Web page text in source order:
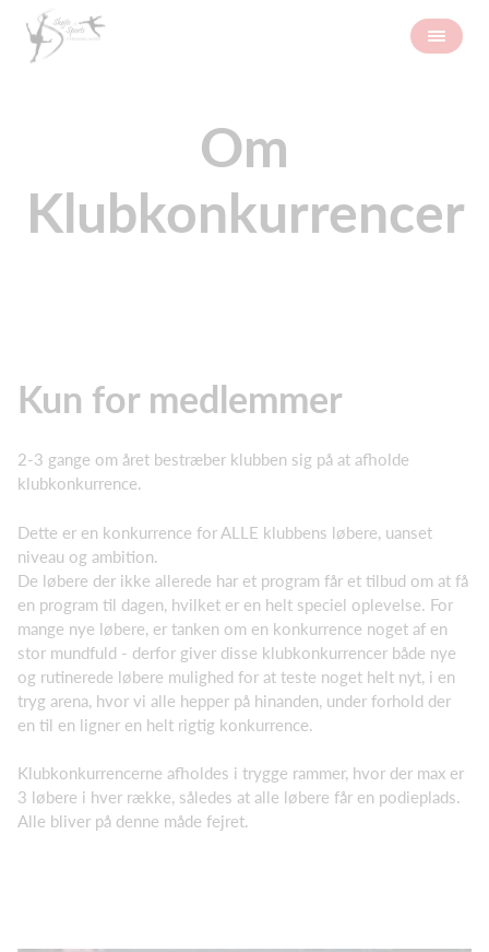
Om
Klubkonkurrencer
Kun for medlemmer
2-3 gange om året bestræber klubben sig på at afholde
klubkonkurrence.
Dette er en konkurrence for ALLE klubbens løbere, uanset
niveau og ambition.
De løbere der ikke allerede har et program får et tilbud om at få
en program til dagen, hvilket er en helt speciel oplevelse. For
mange nye løbere, er tanken om en konkurrence noget af en
stor mundfuld - derfor giver disse klubkonkurrencer både nye
og rutinerede løbere mulighed for at teste noget helt nyt, i en
tryg arena, hvor vi alle hepper på hinanden, under forhold der
en til en ligner en helt rigtig konkurrence.
Klubkonkurrencerne afholdes i trygge rammer, hvor der max er
3 løbere i hver række, således at alle løbere får en podieplads.
Alle bliver på denne måde fejret.